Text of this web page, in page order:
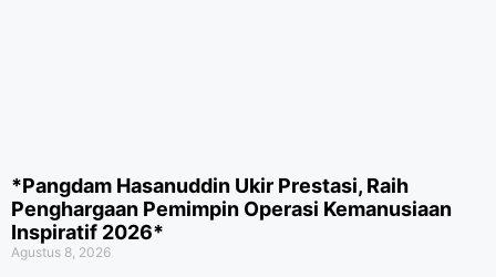
*Pangdam Hasanuddin Ukir Prestasi, Raih
Penghargaan Pemimpin Operasi Kemanusiaan
Inspiratif 2026*
Agustus 8, 2026